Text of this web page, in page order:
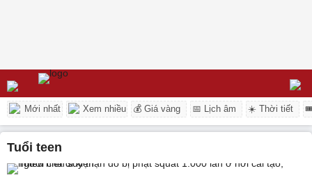
Mới nhất Xem nhiều 💰 Giá vàng 📅 Lịch âm ☀️ Thời tiết
tuổi teen